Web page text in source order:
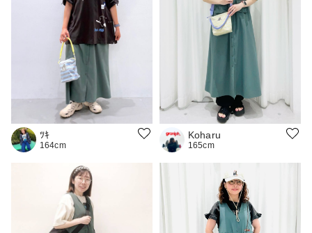
ﾂｷ
164cm
Koharu
165cm